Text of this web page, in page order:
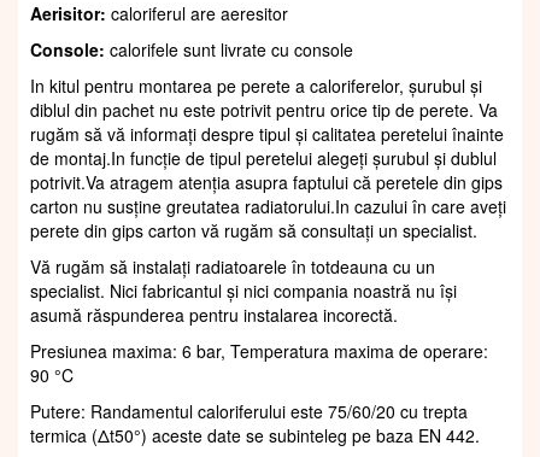
Aerisitor: caloriferul are aeresitor
Console: calorifele sunt livrate cu console
In kitul pentru montarea pe perete a caloriferelor, șurubul și
diblul din pachet nu este potrivit pentru orice tip de perete. Va
rugăm să vă informați despre tipul și calitatea peretelui înainte
de montaj.In funcție de tipul peretelui alegeți șurubul și dublul
potrivit.Va atragem atenția asupra faptului că peretele din gips
carton nu susține greutatea radiatorului.In cazului în care aveți
perete din gips carton vă rugăm să consultați un specialist.
Vă rugăm să instalați radiatoarele în totdeauna cu un
specialist. Nici fabricantul și nici compania noastră nu își
asumă răspunderea pentru instalarea incorectă.
Presiunea maxima: 6 bar, Temperatura maxima de operare:
90 °C
Putere: Randamentul caloriferului este 75/60/20 cu trepta
termica (Δt50°) aceste date se subinteleg pe baza EN 442.